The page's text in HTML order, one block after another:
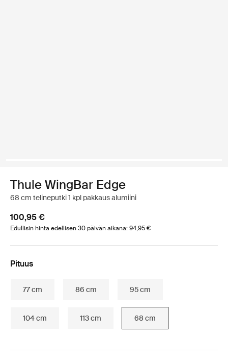
Thule WingBar Edge
68 cm telineputki 1 kpl pakkaus alumiini
100,95 €
Edullisin hinta edellisen 30 päivän aikana: 94,95 €
Pituus
77 cm 86 cm 95 cm
104 cm 113 cm 68 cm